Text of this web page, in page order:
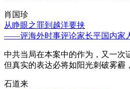
肖国珍
从睁眼之罪到越洋要挟
——评海外时事评论家长平国内家
中共当局在本案中的作为，又一次
但真实的表达必将如阳光刺破雾霾
石道来